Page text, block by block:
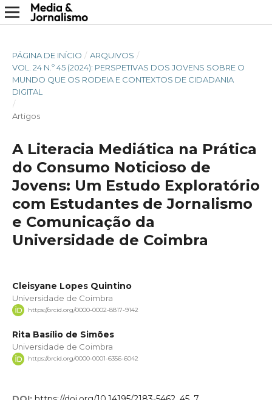
PÁGINA DE INÍCIO / ARQUIVOS /
VOL. 24 N.º 45 (2024): PERSPETIVAS DOS JOVENS SOBRE O
MUNDO QUE OS RODEIA E CONTEXTOS DE CIDADANIA
DIGITAL
/
Artigos
A Literacia Mediática na Prática
do Consumo Noticioso de
Jovens: Um Estudo Exploratório
com Estudantes de Jornalismo
e Comunicação da
Universidade de Coimbra
Cleisyane Lopes Quintino
Universidade de Coimbra
https://orcid.org/0000-0002-8817-9142
Rita Basílio de Simões
Universidade de Coimbra
https://orcid.org/0000-0001-6356-6042